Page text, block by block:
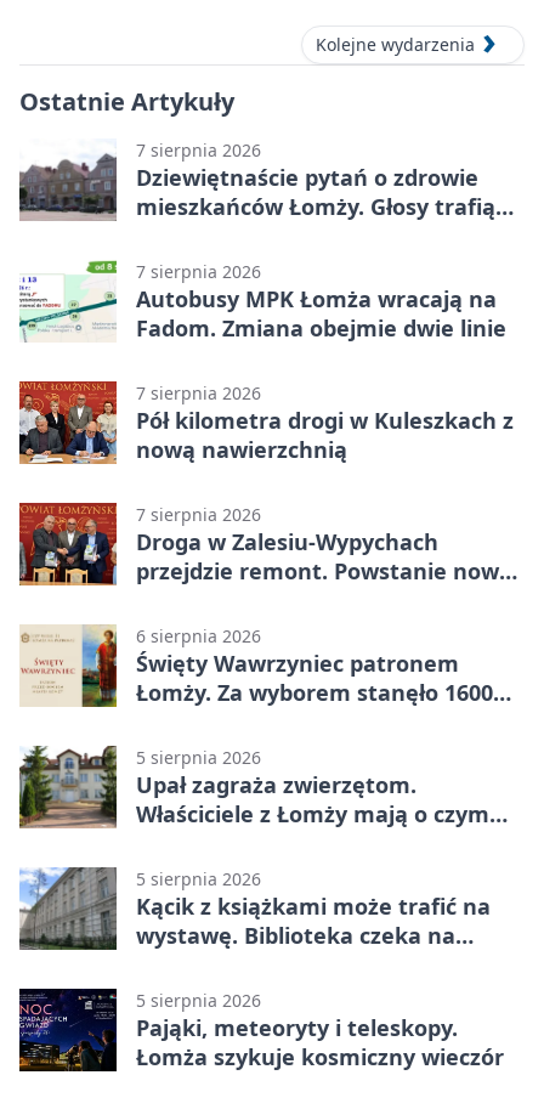
Kolejne wydarzenia
Ostatnie Artykuły
7 sierpnia 2026
Dziewiętnaście pytań o zdrowie
mieszkańców Łomży. Głosy trafią
7 sierpnia 2026
Autobusy MPK Łomża wracają na
Fadom. Zmiana obejmie dwie linie
7 sierpnia 2026
Pół kilometra drogi w Kuleszkach z
nową nawierzchnią
7 sierpnia 2026
Droga w Zalesiu-Wypychach
przejdzie remont. Powstanie nowa
6 sierpnia 2026
Święty Wawrzyniec patronem
Łomży. Za wyborem stanęło 1600
5 sierpnia 2026
Upał zagraża zwierzętom.
Właściciele z Łomży mają o czym
5 sierpnia 2026
Kącik z książkami może trafić na
wystawę. Biblioteka czeka na
5 sierpnia 2026
Pająki, meteoryty i teleskopy.
Łomża szykuje kosmiczny wieczór